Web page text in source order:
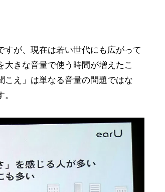
すが、現在は若い世代にも広がって
きな音量で使う時間が増えたこ
こえ」は単なる音量の問題ではな